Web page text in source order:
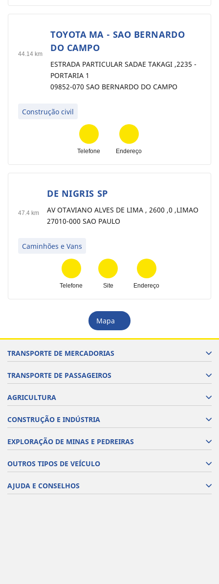
44.14 km
TOYOTA MA - SAO BERNARDO
DO CAMPO
ESTRADA PARTICULAR SADAE TAKAGI ,2235 -
PORTARIA 1
09852-070 SAO BERNARDO DO CAMPO
Construção civil
Telefone Endereço
47.4 km
DE NIGRIS SP
AV OTAVIANO ALVES DE LIMA , 2600 ,0 ,LIMAO
27010-000 SAO PAULO
Caminhões e Vans
Telefone Site Endereço
Mapa
TRANSPORTE DE MERCADORIAS
TRANSPORTE DE PASSAGEIROS
AGRICULTURA
CONSTRUÇÃO E INDÚSTRIA
EXPLORAÇÃO DE MINAS E PEDREIRAS
OUTROS TIPOS DE VEÍCULO
AJUDA E CONSELHOS